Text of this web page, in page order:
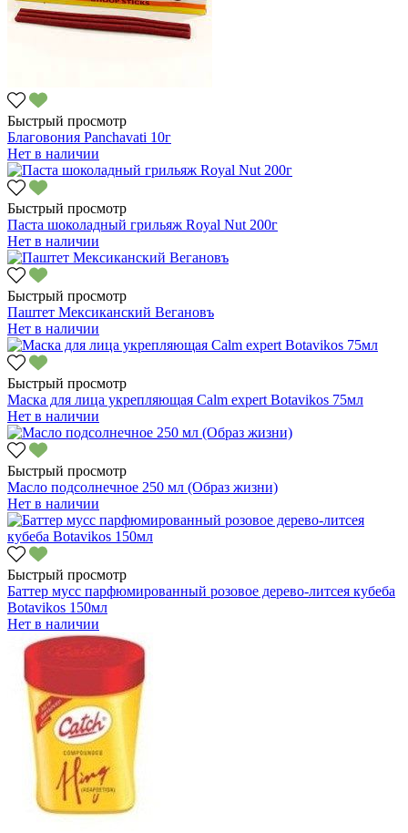
Быстрый просмотр
Благовония Panchavati 10г
Нет в наличии
Быстрый просмотр
Паста шоколадный грильяж Royal Nut 200г
Нет в наличии
Быстрый просмотр
Паштет Мексиканский Вегановъ
Нет в наличии
Быстрый просмотр
Маска для лица укрепляющая Calm expert Botavikos 75мл
Нет в наличии
Быстрый просмотр
Масло подсолнечное 250 мл (Образ жизни)
Нет в наличии
Быстрый просмотр
Баттер мусс парфюмированный розовое дерево-литсея кубеба
Botavikos 150мл
Нет в наличии